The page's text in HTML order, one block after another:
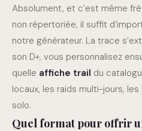
Absolument, et c’est même
non répertoriée, il suffit
notre générateur. La trace
son D+, vous personnalisez
quelle affiche trail du
locaux, les raids multi-jours,
solo.
Quel format pour offrir